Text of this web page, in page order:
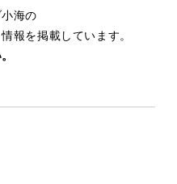
海の
報を掲載しています。